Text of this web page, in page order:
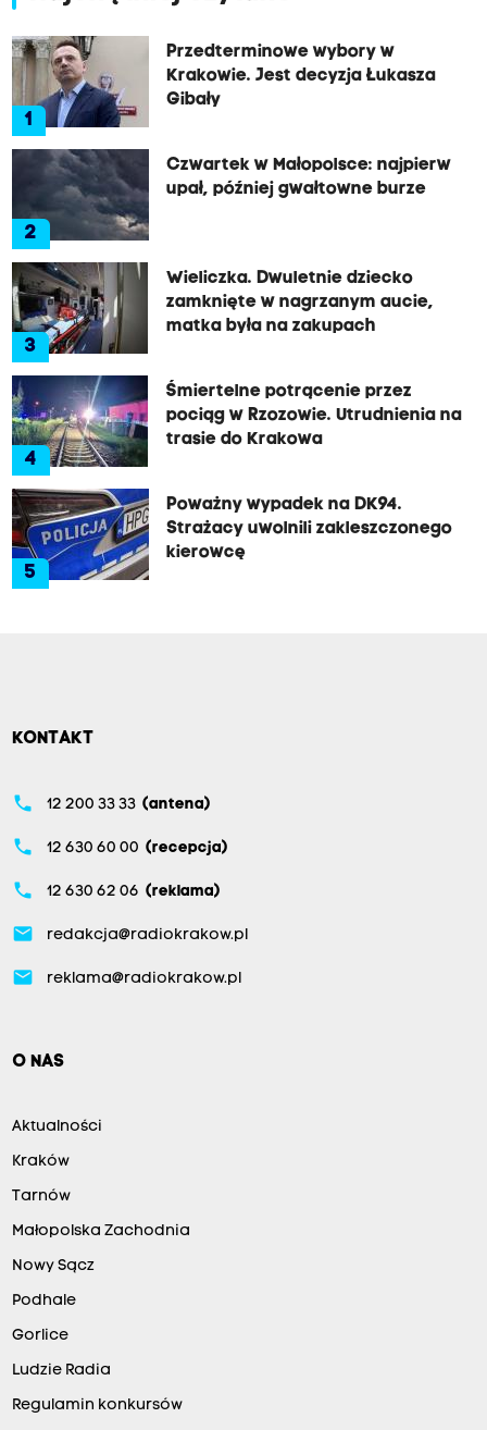
1
Przedterminowe wybory w
Krakowie. Jest decyzja Łukasza
Gibały
2
Czwartek w Małopolsce: najpierw
upał, później gwałtowne burze
3
Wieliczka. Dwuletnie dziecko
zamknięte w nagrzanym aucie,
matka była na zakupach
4
Śmiertelne potrącenie przez
pociąg w Rzozowie. Utrudnienia na
trasie do Krakowa
5
Poważny wypadek na DK94.
Strażacy uwolnili zakleszczonego
kierowcę
KONTAKT
phone 12 200 33 33 (antena)
phone 12 630 60 00 (recepcja)
phone 12 630 62 06 (reklama)
email redakcja@radiokrakow.pl
email reklama@radiokrakow.pl
O NAS
Aktualności
Kraków
Tarnów
Małopolska Zachodnia
Nowy Sącz
Podhale
Gorlice
Ludzie Radia
Regulamin konkursów